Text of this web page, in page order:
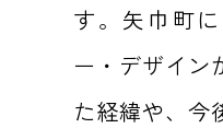
す。矢巾町
ー・デザイン
た経緯や、今